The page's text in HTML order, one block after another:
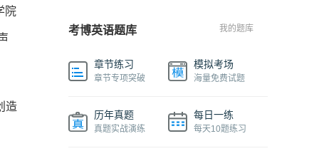
院
造
考博英语题库 我的题库
章节练习
章节专项突破
模拟考场
海量免费试题
历年真题
真题实战演练
每日一练
每天10题练习